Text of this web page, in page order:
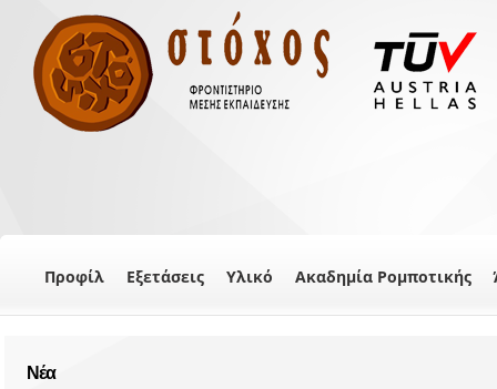
Προφίλ Εξετάσεις Υλικό Ακαδημία Ρομποτικής
Νέα